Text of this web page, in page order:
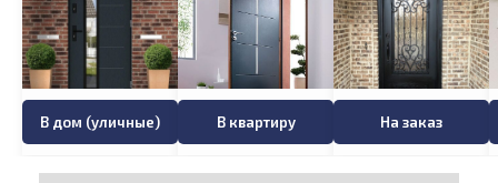
В дом (уличные) В квартиру На заказ